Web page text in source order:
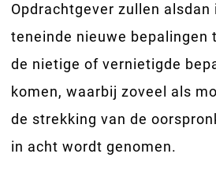
Opdrachtgever zullen
teneinde nieuwe bepalingen
de nietige of vernietigde
komen, waarbij zoveel als
de strekking van de
in acht wordt genomen.